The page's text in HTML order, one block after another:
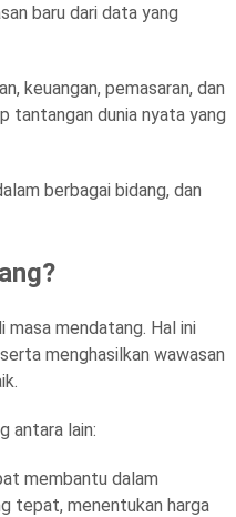
baru dari data yang
keuangan, pemasaran, dan
tantangan dunia nyata yang
berbagai bidang, dan
masa mendatang. Hal ini
menghasilkan wawasan
antara lain:
membantu dalam
tepat, menentukan harga